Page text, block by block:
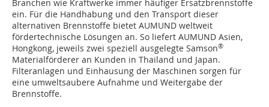
Branchen wie Kraftwerke immer häufiger Ersatzbrennstoffe
ein. Für die Handhabung und den Transport dieser
alternativen Brennstoffe bietet AUMUND weltweit
fördertechnische Lösungen an. So liefert AUMUND Asien,
Hongkong, jeweils zwei speziell ausgelegte Samson®
Materialförderer an Kunden in Thailand und Japan.
Filteranlagen und Einhausung der Maschinen sorgen für
eine umweltsaubere Aufnahme und Weitergabe der
Brennstoffe.